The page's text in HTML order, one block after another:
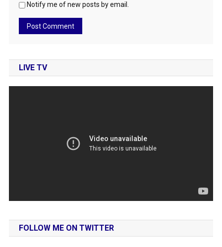
Notify me of new posts by email.
LIVE TV
FOLLOW ME ON TWITTER